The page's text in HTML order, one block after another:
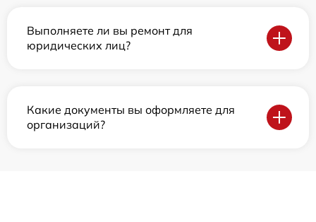
Выполняете ли вы ремонт для
юридических лиц?
Какие документы вы оформляете для
организаций?